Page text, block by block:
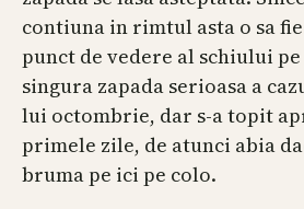
contiuna in rimtul asta o sa
punct de vedere al schiului
singura zapada serioasa a
lui octombrie, dar s-a topit
primele zile, de atunci abia
bruma pe ici pe colo.